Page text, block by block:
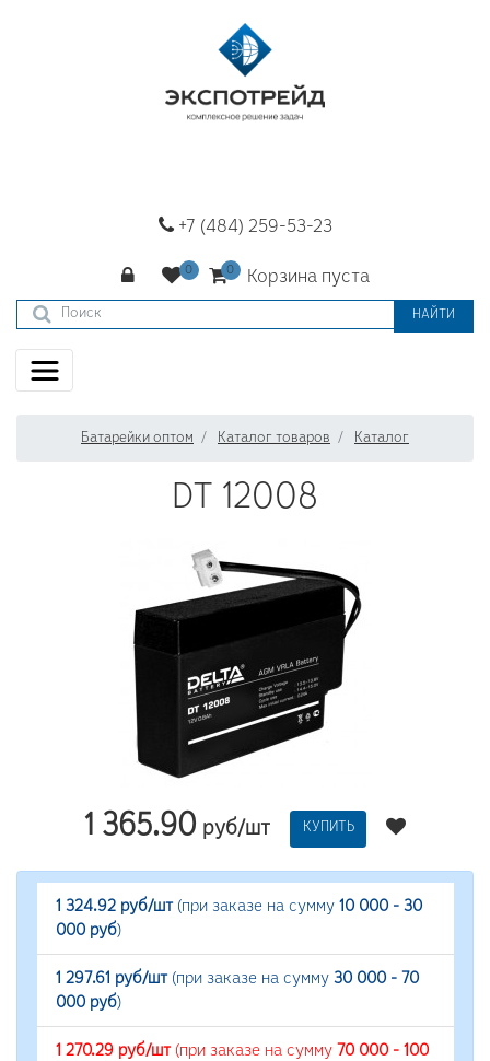
+7 (484) 259-53-23
Корзина пуста
НАЙТИ
Батарейки оптом Каталог товаров Каталог
DT 12008
1 365.90 руб/шт КУПИТЬ
1 324.92 руб/шт(при заказе на сумму 10 000 - 30
000 руб)
1 297.61 руб/шт(при заказе на сумму 30 000 - 70
000 руб)
1 270.29 руб/шт(при заказе на сумму 70 000 - 100